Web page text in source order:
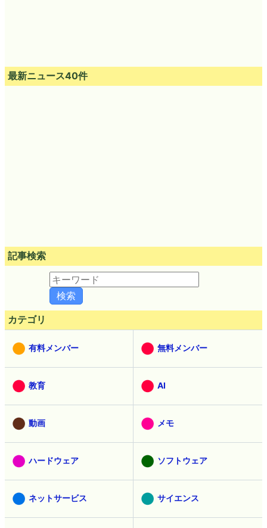
最新ニュース40件
記事検索
カテゴリ
有料メンバー 無料メンバー
教育 AI
動画 メモ
ハードウェア ソフトウェア
ネットサービス サイエンス